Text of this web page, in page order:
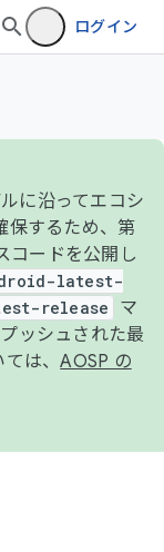
ログイン
に沿ってエコシ
保するため、第
コードを公開し
latest-
release
マ
ッシュされた最
ては、AOSP の